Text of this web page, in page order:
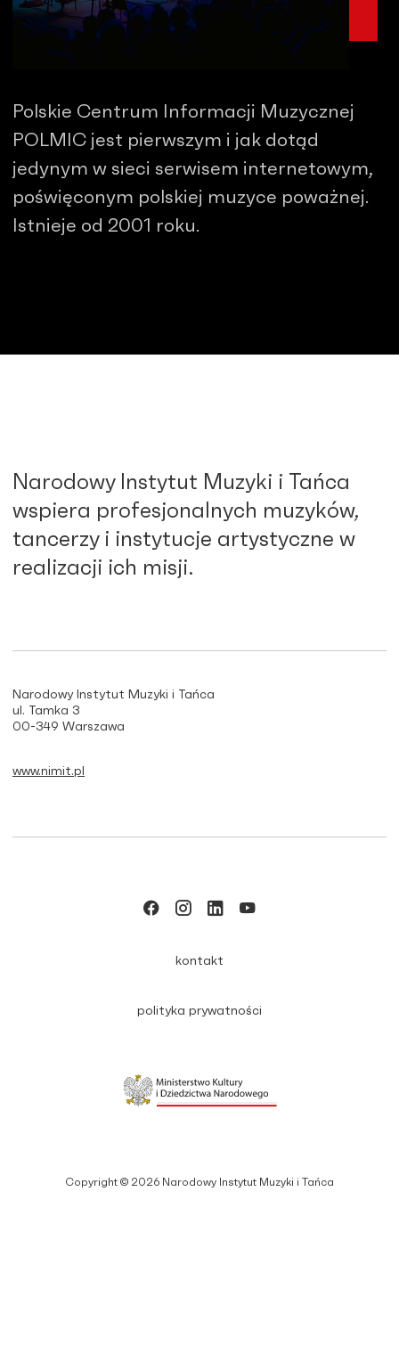
Polskie Centrum Informacji Muzycznej
POLMIC jest pierwszym i jak dotąd
jedynym w sieci serwisem internetowym,
poświęconym polskiej muzyce poważnej.
Istnieje od 2001 roku.
Narodowy Instytut Muzyki i Tańca
wspiera profesjonalnych muzyków,
tancerzy i instytucje artystyczne w
realizacji ich misji.
Narodowy Instytut Muzyki i Tańca
ul. Tamka 3
00-349 Warszawa
www.nimit.pl
Copyright © 2026 Narodowy Instytut Muzyki i Tańca
kontakt
polityka prywatności